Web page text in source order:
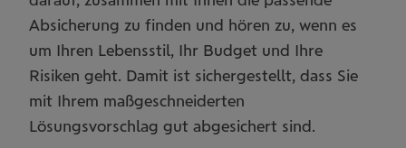
Absicherung zu finden und hören zu, wenn es
um Ihren Lebensstil, Ihr Budget und Ihre
Risiken geht. Damit ist sichergestellt, dass Sie
mit Ihrem maßgeschneiderten
Lösungsvorschlag gut abgesichert sind.